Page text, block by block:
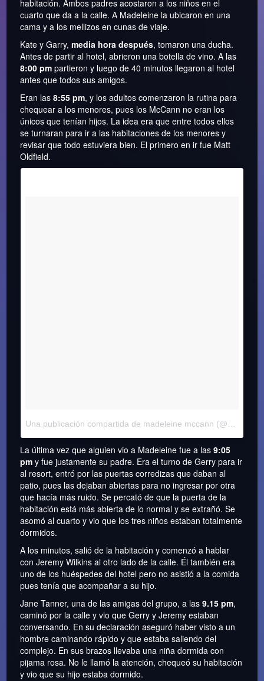
habitación. Ambos padres acostaron a los niños en el
cuarto que da a la calle. A Madeleine la ubicaron en una
cama y a los mellizos en cunas de viaje.
Kate y Garry,media hora después, tomaron una ducha.
Antes de partir al hotel, abrieron una botella de vino. A las
8:00 pm partieron y luego de 40 minutos llegaron al hotel
antes que todos sus amigos.
Eran las8:55 pm, y los adultos comenzaron la rutina para
chequear a los menores, pues los McCann no eran los
únicos que tenían hijos. La idea era que entre todos ellos
se turnaran para ir a las habitaciones de los menores y
revisar que todo estuviera bien. El primero en ir fue Matt
Oldfield.
La última vez que alguien vio a Madeleine fue a las9:05
pm y fue justamente su padre. Era el turno de Gerry para ir
al resort, entró por las puertas corredizas que daban al
patio, pues las dejaban abiertas para no ingresar por otra
que hacía más ruido. Se percató de que la puerta de la
habitación está más abierta de lo normal y se extrañó. Se
asomó al cuarto y vio que los tres niños estaban totalmente
dormidos.
A los minutos, salió de la habitación y comenzó a hablar
con Jeremy Wilkins al otro lado de la calle. Él también era
uno de los huéspedes del hotel pero no asistió a la comida
pues tenía que acompañar a su hijo.
Jane Tanner, una de las amigas del grupo, a las9.15 pm,
caminó por la calle y vio que Gerry y Jeremy estaban
conversando. En su declaración aseguró haber visto a un
hombre caminando rápido y que estaba saliendo del
complejo. En sus brazos llevaba una niña dormida con
pijama rosa. No le llamó la atención, chequeó su habitación
y vio que su hijo estaba dormido.